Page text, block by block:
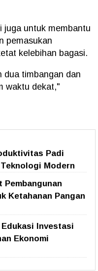
juga untuk membantu
pemasukan
kelebihan bagasi.
dua timbangan dan
waktu dekat,"
Padi
Modern
Pembangunan
Ketahanan Pangan
Investasi
Ekonomi